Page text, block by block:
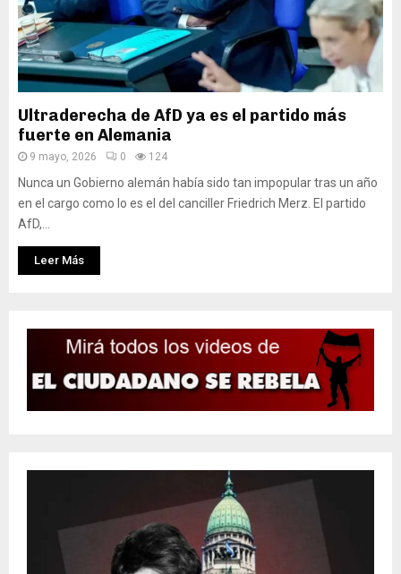
Ultraderecha de AfD ya es el partido más
fuerte en Alemania
9 mayo, 2026 0 124
Nunca un Gobierno alemán había sido tan impopular tras un año
en el cargo como lo es el del canciller Friedrich Merz. El partido
AfD,...
Leer Más